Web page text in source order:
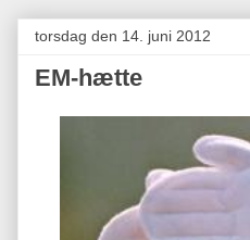
torsdag den 14. juni 2012
EM-hætte